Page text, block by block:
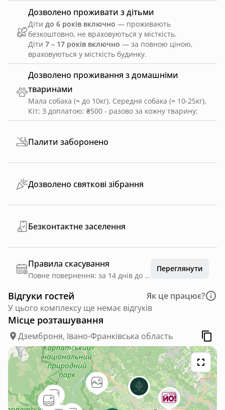
Дозволено проживання з домашніми
тваринами
Мала собака (≈ до 10кг), Середня собака (≈ 10-25кг),
Кіт; З доплатою: ₴500 - разово за кожну тварину;
Дозволено проживати з дітьми
Діти до 6 років включно — проживають
безкоштовно, не враховуються у місткість.
Діти 7 – 17 років включно — за повною ціною,
враховуються у місткість будинку.
Палити заборонено
Дозволено святкові зібрання
Безконтактне заселення
Правила скасування
Повне повернення: за 14 днів до дати заїзду
Переглянути
Відгуки гостей
Як це працює?
У цього комплексу ще немає відгуків
Місце розташування
Дземброня, Івано-Франківська область